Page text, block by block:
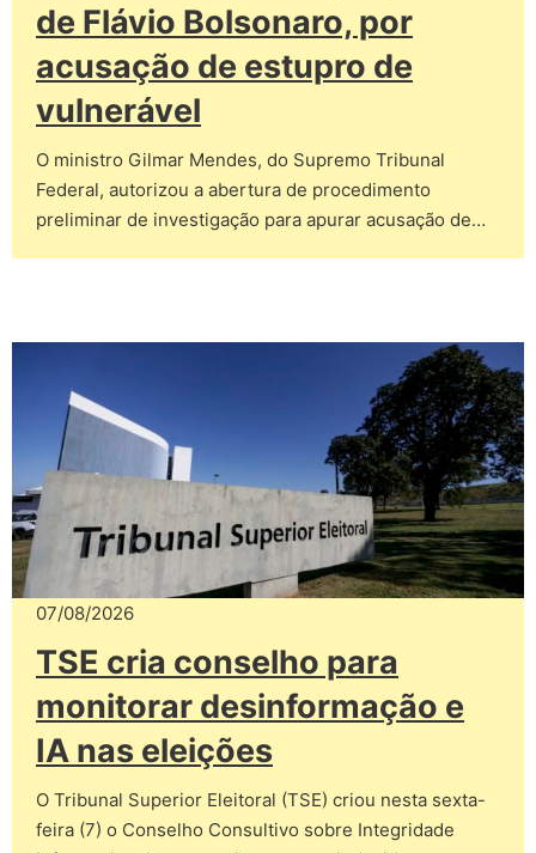
de Flávio Bolsonaro, por
acusação de estupro de
vulnerável
O ministro Gilmar Mendes, do Supremo Tribunal
Federal, autorizou a abertura de procedimento
preliminar de investigação para apurar acusação de…
07/08/2026
TSE cria conselho para
monitorar desinformação e
IA nas eleições
O Tribunal Superior Eleitoral (TSE) criou nesta sexta-
feira (7) o Conselho Consultivo sobre Integridade